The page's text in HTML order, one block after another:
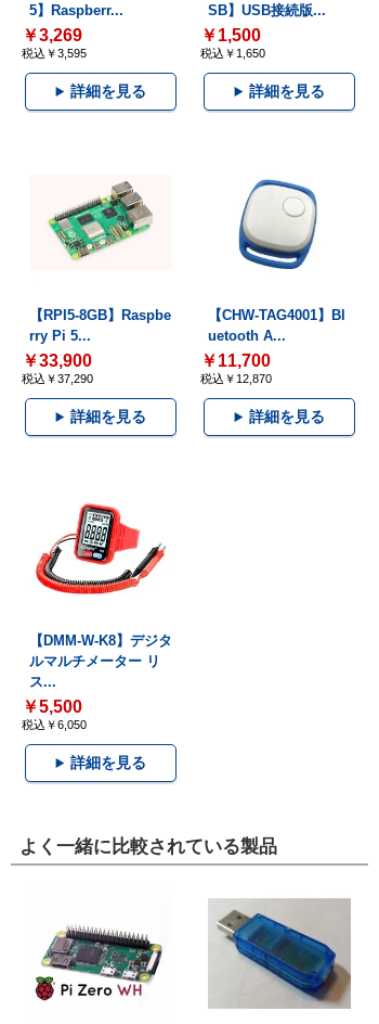
5】Raspberr...
￥3,269
税込￥3,595
詳細を見る
SB】USB接続版...
￥1,500
税込￥1,650
詳細を見る
【RPI5-8GB】Raspbe
rry Pi 5...
￥33,900
税込￥37,290
詳細を見る
【CHW-TAG4001】Bl
uetooth A...
￥11,700
税込￥12,870
詳細を見る
【DMM-W-K8】デジタ
ルマルチメーター リ
ス...
￥5,500
税込￥6,050
詳細を見る
よく一緒に比較されている製品